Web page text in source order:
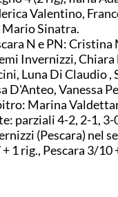
Valentino,
Sinatra.
N e PN:
Invernizzi, Chiara
Luna Di Claudio ,
D'Anteo, Vanessa
Marina
parziali 4-2, 2-1,
(Pescara) nel
1 rig., Pescara 3/10